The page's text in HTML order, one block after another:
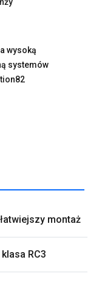
wysoką
systemów
montaż
RC3